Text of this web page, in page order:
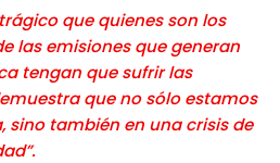
que quienes son los
las emisiones que generan
tengan que sufrir las
que no sólo estamos
sino también en una crisis de